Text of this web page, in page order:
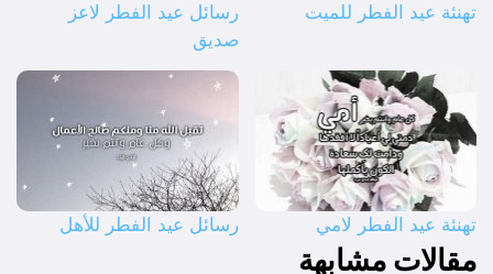
تهنئة عيد الفطر للميت
رسائل عيد الفطر لاعز
صديق
تهنئة عيد الفطر لامي رسائل عيد الفطر للأهل
مقالات مشابهة